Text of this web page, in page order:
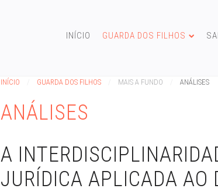
INÍCIO GUARDA DOS FILHOS
INÍCIO GUARDA DOS FILHOS MAIS A FUNDO ANÁLISES
ANÁLISES
A
JURÍDICA APLICADA AO